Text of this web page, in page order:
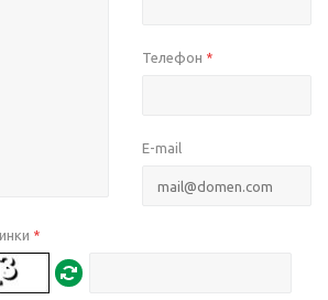
Телефон *
E-mail
*